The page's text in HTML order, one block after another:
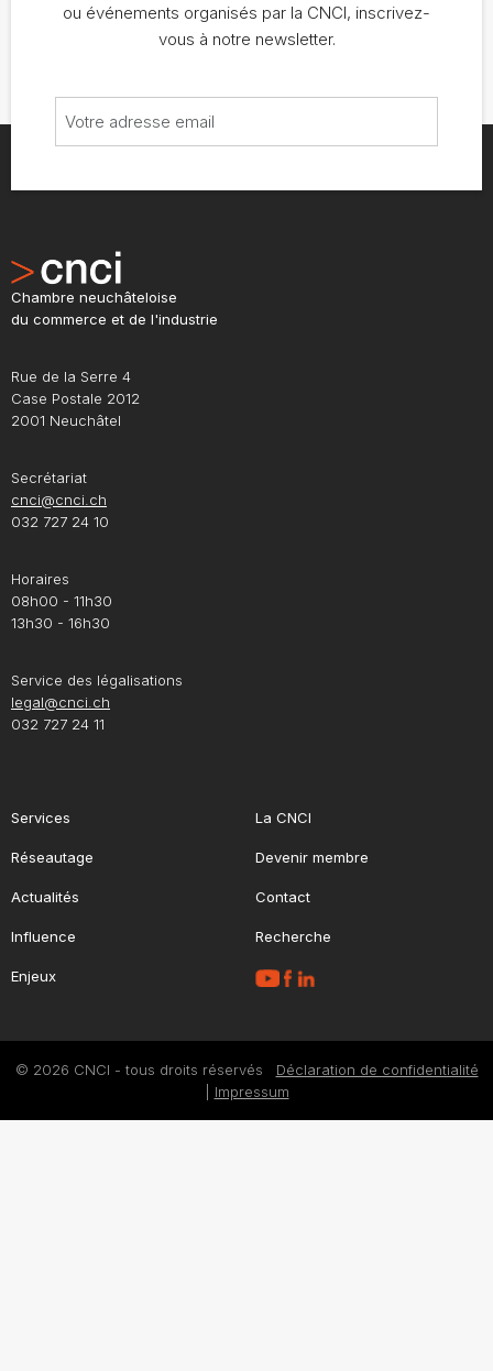
ou événements organisés par la CNCI, inscrivez-
vous à notre newsletter.
Chambre neuchâteloise
du commerce et de l'industrie
Rue de la Serre 4
Case Postale 2012
2001 Neuchâtel
Secrétariat
cnci@cnci.ch
032 727 24 10
Horaires
08h00 - 11h30
13h30 - 16h30
Service des légalisations
legal@cnci.ch
032 727 24 11
Services
Réseautage
Actualités
Influence
Enjeux
La CNCI
Devenir membre
Contact
Recherche
© 2026 CNCI - tous droits réservés Déclaration de confidentialité
Impressum